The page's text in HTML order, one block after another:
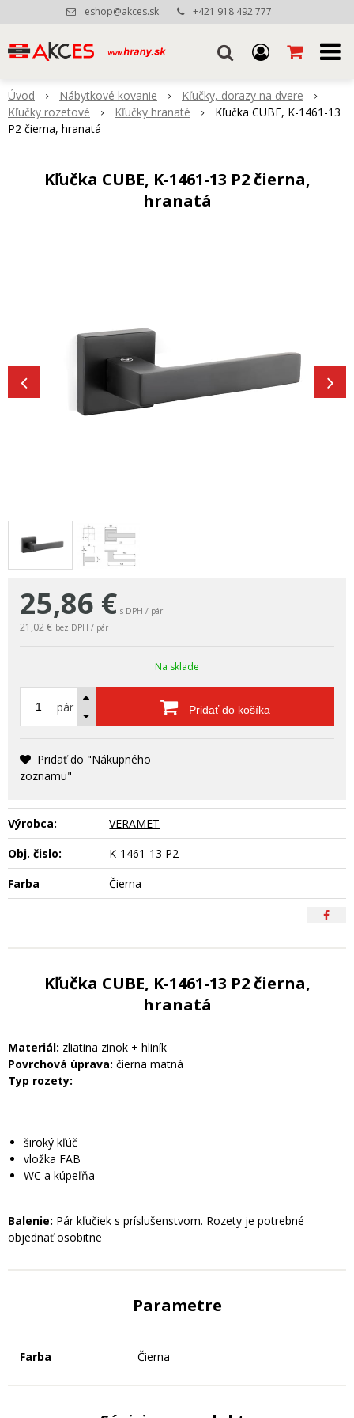
eshop@akces.sk +421 918 492 777
Úvod Nábytkové kovanie
Kľučky, dorazy na dvere
Kľučky rozetové
Kľučky hranaté
Kľučka CUBE, K-1461-13
P2 čierna, hranatá
Kľučka CUBE, K-1461-13 P2 čierna,
hranatá
25,86 € s DPH / pár
21,02 € bez DPH / pár
Na sklade
pár Pridať do košíka
Pridať do "Nákupného
zoznamu"
Výrobca:
VERAMET
Obj. čislo:
K-1461-13 P2
Farba
Čierna
Kľučka CUBE, K-1461-13 P2 čierna,
hranatá
Materiál: zliatina zinok + hliník
Povrchová úprava: čierna matná
Typ rozety:
široký kľúč
vložka FAB
WC a kúpeľňa
Balenie: Pár kľučiek s príslušenstvom. Rozety je potrebné
objednať osobitne
Parametre
Farba Čierna